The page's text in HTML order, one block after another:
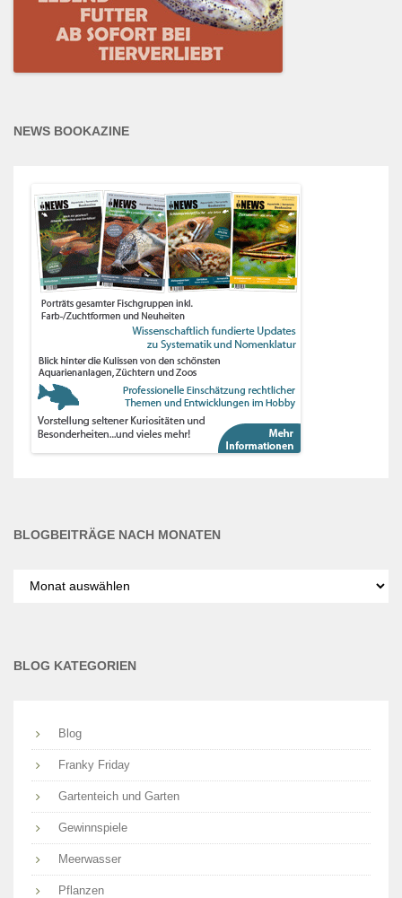
NEWS BOOKAZINE
BLOGBEITRÄGE NACH MONATEN
nach
BLOG KATEGORIEN
Blog
Franky Friday
Gartenteich und Garten
Gewinnspiele
Meerwasser
Pflanzen